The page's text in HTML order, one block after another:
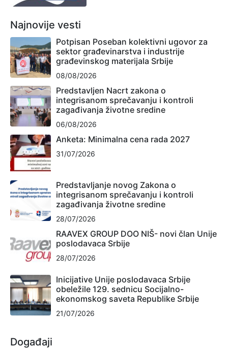
Najnovije vesti
Potpisan Poseban kolektivni ugovor za
sektor građevinarstva i industrije
građevinskog materijala Srbije
08/08/2026
Predstavljen Nacrt zakona o
integrisanom sprečavanju i kontroli
zagađivanja životne sredine
06/08/2026
Anketa: Minimalna cena rada 2027
31/07/2026
Predstavljanje novog Zakona o
integrisanom sprečavanju i kontroli
zagađivanja životne sredine
28/07/2026
RAAVEX GROUP DOO NIŠ- novi član Unije
poslodavaca Srbije
28/07/2026
Inicijative Unije poslodavaca Srbije
obeležile 129. sednicu Socijalno-
ekonomskog saveta Republike Srbije
21/07/2026
Događaji